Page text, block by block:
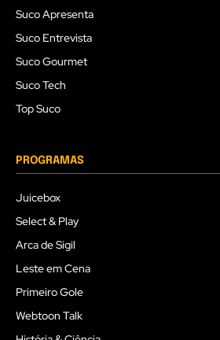
Suco Apresenta
Suco Entrevista
Suco Gourmet
Suco Tech
Top Suco
PROGRAMAS
Juicebox
Select & Play
Arca de Sigil
Leste em Cena
Primeiro Gole
Webtoon Talk